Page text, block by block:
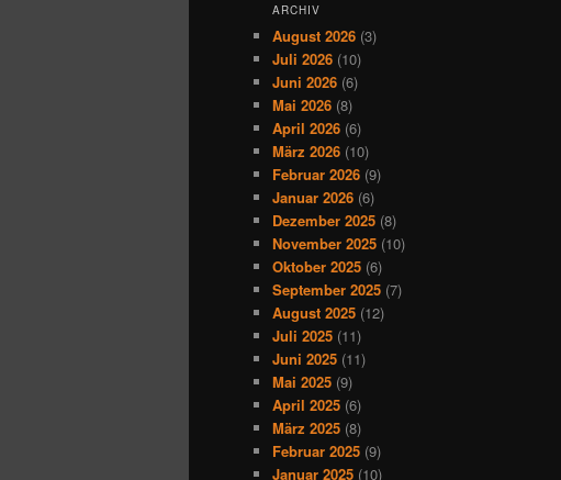
ARCHIV
August 2026 (3)
Juli 2026 (10)
Juni 2026 (6)
Mai 2026 (8)
April 2026 (6)
März 2026 (10)
Februar 2026 (9)
Januar 2026 (6)
Dezember 2025 (8)
November 2025 (10)
Oktober 2025 (6)
September 2025 (7)
August 2025 (12)
Juli 2025 (11)
Juni 2025 (11)
Mai 2025 (9)
April 2025 (6)
März 2025 (8)
Februar 2025 (9)
Januar 2025 (10)